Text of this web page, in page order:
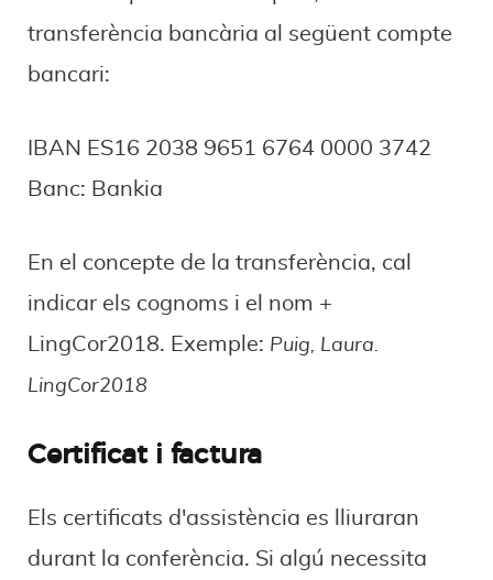
transferència bancària al següent compte
bancari:
IBAN ES16 2038 9651 6764 0000 3742
Banc: Bankia
En el concepte de la transferència, cal
indicar els cognoms i el nom +
LingCor2018. Exemple: Puig, Laura.
LingCor2018
Certificat i factura
​Els certificats d'assistència es lliuraran
durant la conferència. Si algú necessita